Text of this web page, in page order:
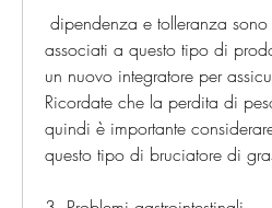
associati a questo tipo di
un nuovo integratore per
Ricordate che la perdita di
quindi è importante
questo tipo di bruciatore di